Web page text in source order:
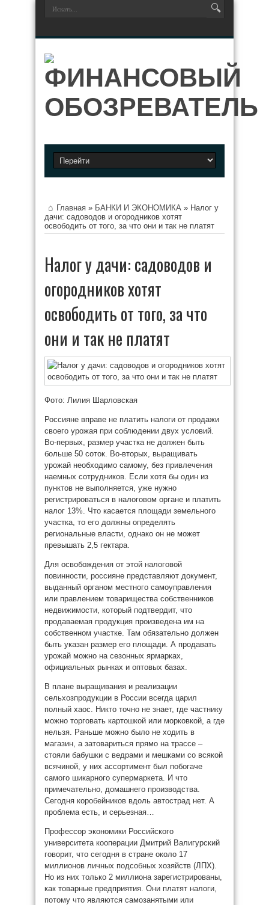
Главная » БАНКИ И ЭКОНОМИКА » Налог у
дачи: садоводов и огородников хотят
освободить от того, за что они и так не платят
Налог у дачи: садоводов и
огородников хотят
освободить от того, за что
они и так не платят
Фото: Лилия Шарловская
Россияне вправе не платить налоги от продажи
своего урожая при соблюдении двух условий.
Во-первых, размер участка не должен быть
больше 50 соток. Во-вторых, выращивать
урожай необходимо самому, без привлечения
наемных сотрудников. Если хотя бы один из
пунктов не выполняется, уже нужно
регистрироваться в налоговом органе и платить
налог 13%. Что касается площади земельного
участка, то его должны определять
региональные власти, однако он не может
превышать 2,5 гектара.
Для освобождения от этой налоговой
повинности, россияне представляют документ,
выданный органом местного самоуправления
или правлением товарищества собственников
недвижимости, который подтвердит, что
продаваемая продукция произведена им на
собственном участке. Там обязательно должен
быть указан размер его площади. А продавать
урожай можно на сезонных ярмарках,
официальных рынках и оптовых базах.
В плане выращивания и реализации
сельхозпродукции в России всегда царил
полный хаос. Никто точно не знает, где частнику
можно торговать картошкой или морковкой, а где
нельзя. Раньше можно было не ходить в
магазин, а затовариться прямо на трассе –
стояли бабушки с ведрами и мешками со всякой
всячиной, у них ассортимент был побогаче
самого шикарного супермаркета. И что
примечательно, домашнего производства.
Сегодня коробейников вдоль автострад нет. А
проблема есть, и серьезная…
Профессор экономики Российского
университета кооперации Дмитрий Валигурский
говорит, что сегодня в стране около 17
миллионов личных подсобных хозяйств (ЛПХ).
Но из них только 2 миллиона зарегистрированы,
как товарные предприятия. Они платят налоги,
потому что являются самозанятыми или